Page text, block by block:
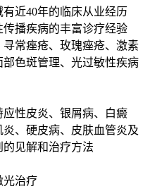
近40年的临床从业经历
播疾病的丰富诊疗经验
常痤疮、玫瑰痤疮、激素
色斑管理、光过敏性疾病
性皮炎、银屑病、白癜
、硬皮病、皮肤血管炎及
见解和治疗方法
光治疗